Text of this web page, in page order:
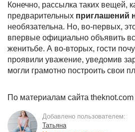
Конечно, рассылка таких вещей,
предварительных приглашений
необязательна. Но, во-первых,
впервые официально объявить
женитьбе. А во-вторых, гости
проявили уважение, уведомив
могли грамотно построить свои
По материалам сайта theknot.com
Добавлено пользователем:
Татьяна